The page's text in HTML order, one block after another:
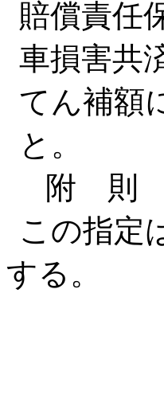
賠償責任
車損害共
てん補額
と。
附 則
この指定
する。